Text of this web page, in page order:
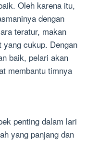
Oleh karena itu,
dengan
teratur, makan
cukup. Dengan
baik, pelari akan
membantu timnya
penting dalam lari
yang panjang dan